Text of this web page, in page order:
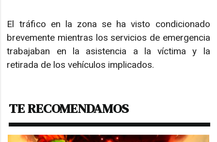
El tráfico en la zona se ha visto condicionado
brevemente mientras los servicios de emergencia
trabajaban en la asistencia a la víctima y la
retirada de los vehículos implicados.
TE RECOMENDAMOS